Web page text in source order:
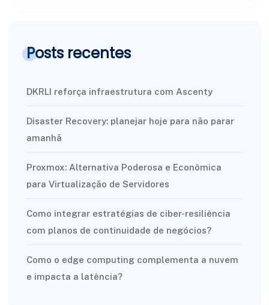
Posts recentes
DKRLI reforça infraestrutura com Ascenty
Disaster Recovery: planejar hoje para não parar
amanhã
Proxmox: Alternativa Poderosa e Econômica
para Virtualização de Servidores
Como integrar estratégias de ciber-resiliência
com planos de continuidade de negócios?
Como o edge computing complementa a nuvem
e impacta a latência?